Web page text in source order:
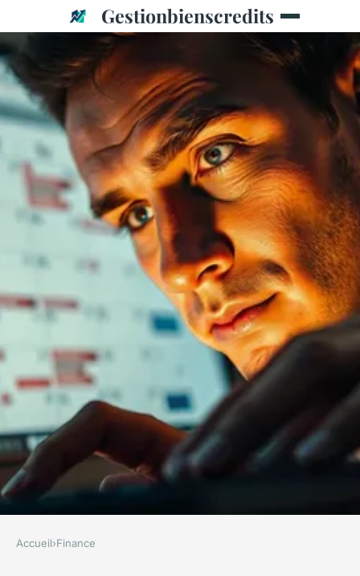
Gestionbienscredits
Accueil›Finance